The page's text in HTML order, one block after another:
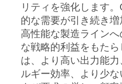
リティを強化します
的な需要が引き続き増
高性能な製造ライン
な戦略的利益をもた
は、より高い出力能
ルギー効率、より少